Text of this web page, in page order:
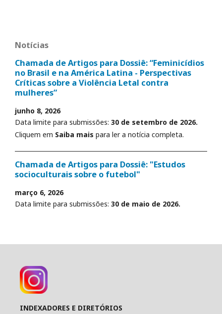
Notícias
Chamada de Artigos para Dossiê: “Feminicídios
no Brasil e na América Latina - Perspectivas
Críticas sobre a Violência Letal contra
mulheres”
junho 8, 2026
Data limite para submissões: 30 de setembro de 2026.
Cliquem em Saiba mais para ler a notícia completa.
Chamada de Artigos para Dossiê: "Estudos
socioculturais sobre o futebol"
março 6, 2026
Data limite para submissões: 30 de maio de 2026.
INDEXADORES E DIRETÓRIOS